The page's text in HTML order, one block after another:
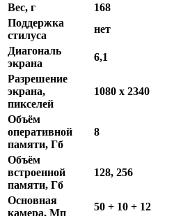
Вес, г
168
Поддержка
стилуса
нет
Диагональ
экрана
6,1
Разрешение
экрана,
пикселей
1080 x 2340
Объём
оперативной
памяти, Гб
8
Объём
встроенной
памяти, Гб
128, 256
Основная
камера, Мп
50 + 10 + 12